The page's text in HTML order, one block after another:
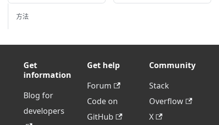
方法
Get
information
Blog for
developers
Get help
Forum
Code on
GitHub
Community
Stack
Overflow
X